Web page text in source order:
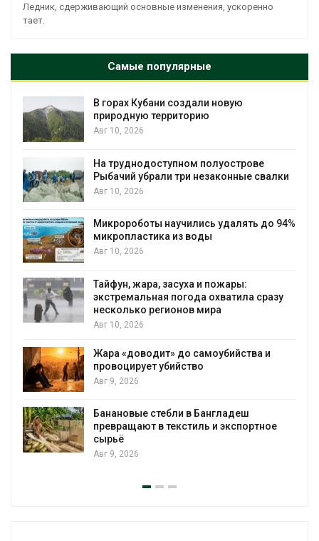
Ледник, сдерживающий основные изменения, ускоренно
тает.
Самые популярные
В горах Кубани создали новую
природную территорию
Авг 10, 2026
На труднодоступном полуострове
Рыбачий убрали три незаконные свалки
Авг 10, 2026
Микророботы научились удалять до 94%
микропластика из воды
Авг 10, 2026
Тайфун, жара, засуха и пожары:
экстремальная погода охватила сразу
несколько регионов мира
Авг 10, 2026
Жара «доводит» до самоубийства и
провоцирует убийство
Авг 9, 2026
Банановые стебли в Бангладеш
превращают в текстиль и экспортное
сырьё
Авг 9, 2026